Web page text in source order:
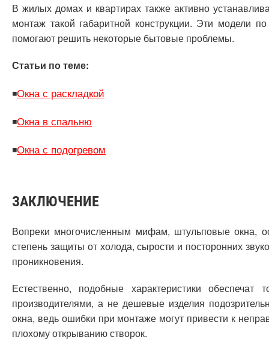
В жилых домах и квартирах также активно
монтаж такой габаритной конструкции. Эти модели
помогают решить некоторые бытовые проблемы.
Статьи по теме:
◾Окна с раскладкой
◾Окна в спальню
◾Окна с подогревом
ЗАКЛЮЧЕНИЕ
Вопреки многочисленным мифам, штульповые окна,
степень защиты от холода, сырости и посторонних
проникновения.
Естественно, подобные характеристики обеспечат
производителями, а не дешевые изделия
окна, ведь ошибки при монтаже могут привести к
плохому открыванию створок.